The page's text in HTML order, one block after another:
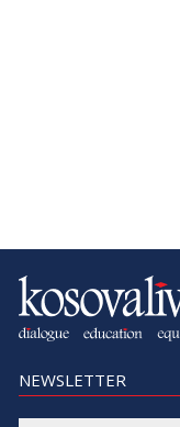
NEWSLETTER